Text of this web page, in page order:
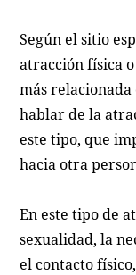
Según el sitio
atracción física
más relacionada
hablar de la
este tipo, que
hacia otra
En este tipo de
sexualidad, la
el contacto